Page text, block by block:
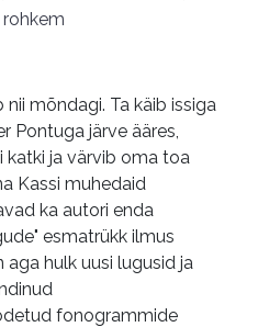
võrguväljaanded
mõndagi. Ta käib issiga
Pontuga järve ääres,
ja värvib oma toa
Kassi muhedaid
ka autori enda
esmatrükk ilmus
hulk uusi lugusid ja
fonogrammide